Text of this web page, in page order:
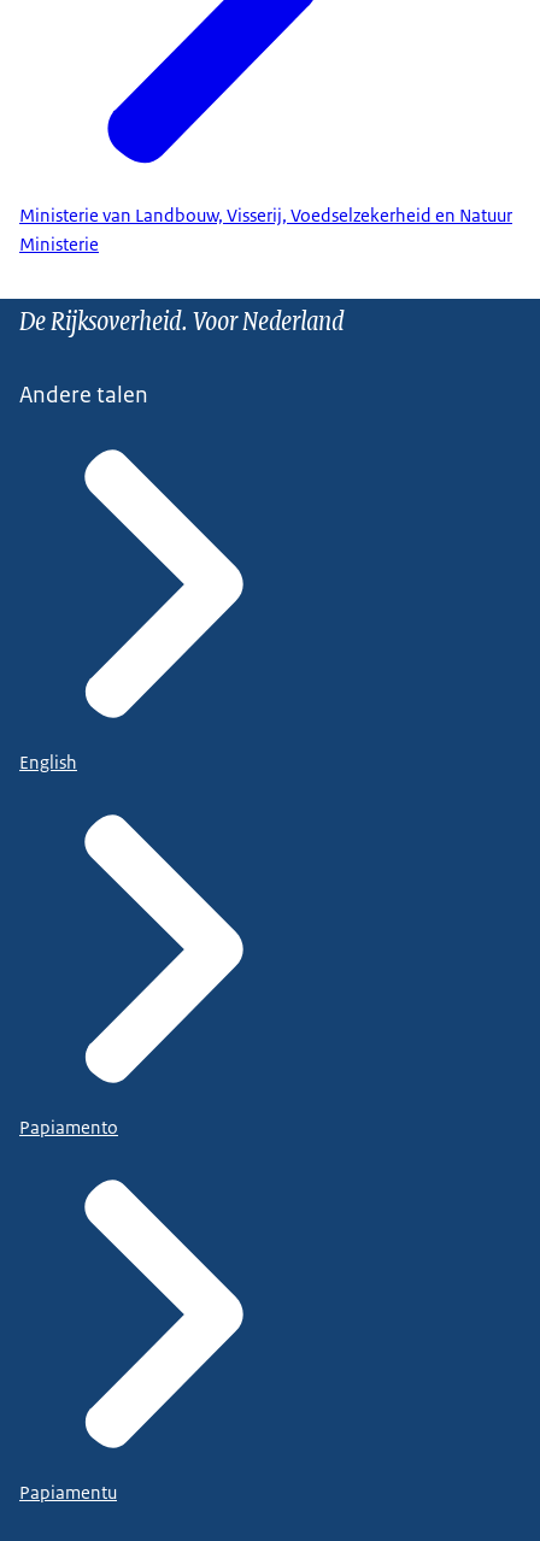
Ministerie van Landbouw, Visserij, Voedselzekerheid en Natuur
Ministerie
De Rijksoverheid. Voor Nederland
Andere talen
English
Papiamento
Papiamentu